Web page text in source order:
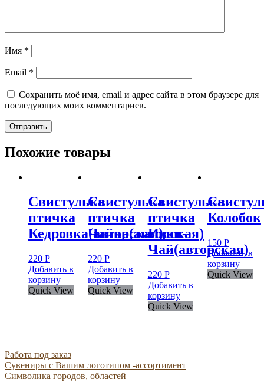
Имя *
Email *
Сохранить моё имя, email и адрес сайта в этом браузере для
последующих моих комментариев.
Похожие товары
Свистулька
птичка
Кедровка(авторская)
220 Р
Добавить в
корзину
Quick View
Свистулька
птичка
Чайка(авторская)
220Р
Добавить в
корзину
Quick View
Свистулька
птичка
Иван-
Чай(авторская)
220 Р
Добавить в
корзину
Quick View
Колобок
150 Р
Добавить в
корзину
Quick View
Работа под заказ
Сувениры с Вашим логотипом -ассортимент
Символика городов, областей